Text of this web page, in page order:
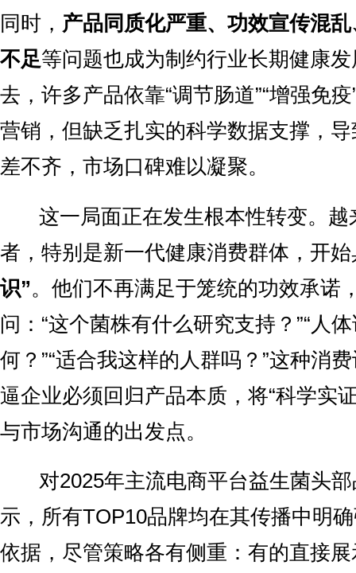
同时， 产品同质化严重、功效宣传混
不足等问题也成为制约行业长期健康
去，许多产品依靠“调节肠道”“增强免
营销，但缺乏扎实的科学数据支撑，
差不齐，市场口碑难以凝聚。
这一局面正在发生根本性转变。越
者，特别是新一代健康消费群体，开
识”。他们不再满足于笼统的功效承诺
问：“这个菌株有什么研究支持？”“人
何？”“适合我这样的人群吗？”这种消
逼企业必须回归产品本质，将“科学实
与市场沟通的出发点。
对2025年主流电商平台益生菌头部
示，所有TOP10品牌均在其传播中明
依据，尽管策略各有侧重：有的直接